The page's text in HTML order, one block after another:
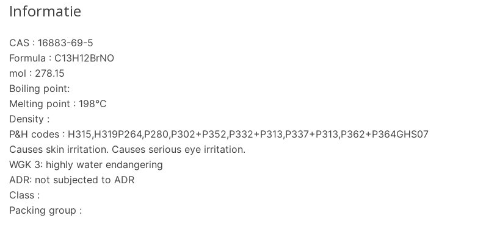
Informatie
CAS : 16883-69-5
Formula : C13H12BrNO
mol : 278.15
Boiling point:
Melting point : 198°C
Density :
P&H codes : H315,H319P264,P280,P302+P352,P332+P313,P337+P313,P362+P364GHS07
Causes skin irritation. Causes serious eye irritation.
WGK 3: highly water endangering
ADR: not subjected to ADR
Class :
Packing group :